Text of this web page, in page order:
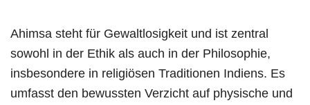
Ahimsa steht für Gewaltlosigkeit und ist zentral
sowohl in der Ethik als auch in der Philosophie,
insbesondere in religiösen Traditionen Indiens. Es
umfasst den bewussten Verzicht auf physische und